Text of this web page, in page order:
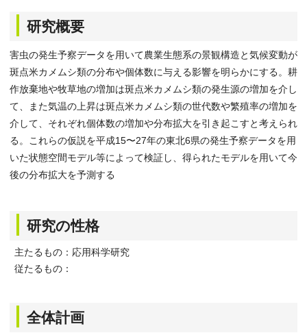
研究概要
害虫の発生予察データを用いて農業生態系の景観構造と気候変動が
斑点米カメムシ類の分布や個体数に与える影響を明らかにする。耕
作放棄地や牧草地の増加は斑点米カメムシ類の発生源の増加を介し
て、また気温の上昇は斑点米カメムシ類の世代数や繁殖率の増加を
介して、それぞれ個体数の増加や分布拡大を引き起こすと考えられ
る。これらの仮説を平成15〜27年の東北6県の発生予察データを用
いた状態空間モデル等によって検証し、得られたモデルを用いて今
後の分布拡大を予測する
研究の性格
主たるもの：応用科学研究
従たるもの：
全体計画